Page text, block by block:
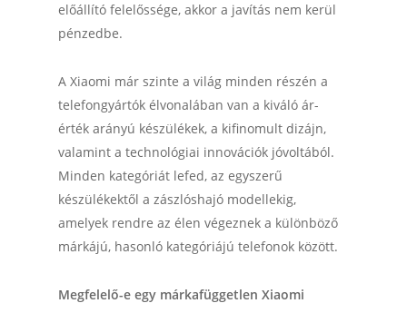
előállító felelőssége, akkor a javítás nem kerül
pénzedbe.
A Xiaomi már szinte a világ minden részén a
telefongyártók élvonalában van a kiváló ár-
érték arányú készülékek, a kifinomult dizájn,
valamint a technológiai innovációk jóvoltából.
Minden kategóriát lefed, az egyszerű
készülékektől a zászlóshajó modellekig,
amelyek rendre az élen végeznek a különböző
márkájú, hasonló kategóriájú telefonok között.
Megfelelő-e egy márkafüggetlen Xiaomi